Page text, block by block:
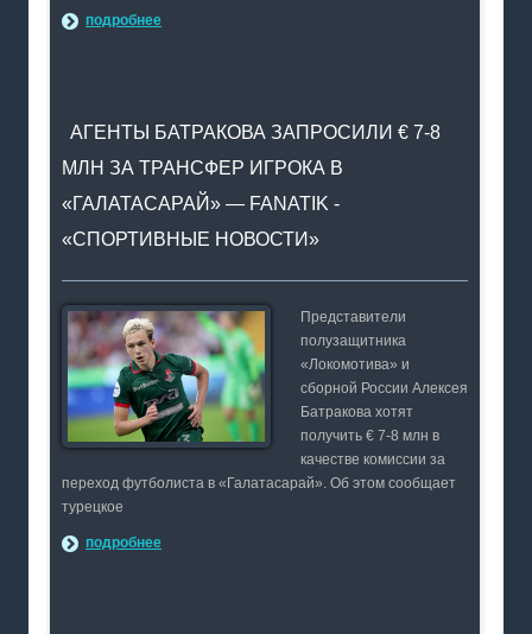
подробнее
АГЕНТЫ БАТРАКОВА ЗАПРОСИЛИ € 7-8
МЛН ЗА ТРАНСФЕР ИГРОКА В
«ГАЛАТАСАРАЙ» — FANATIK -
«СПОРТИВНЫЕ НОВОСТИ»
Представители
полузащитника
«Локомотива» и
сборной России Алексея
Батракова хотят
получить € 7-8 млн в
качестве комиссии за
переход футболиста в «Галатасарай». Об этом сообщает
турецкое
подробнее